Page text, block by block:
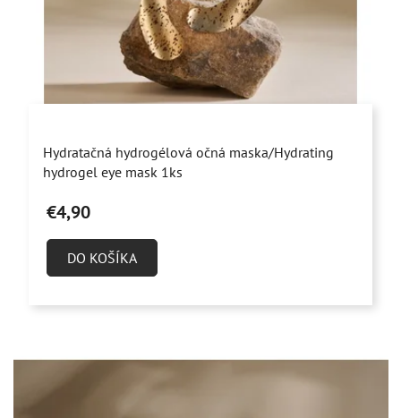
hodnotenie
je
5,0
hviezdičiek.
Hydratačná hydrogélová očná maska/Hydrating
hydrogel eye mask 1ks
€4,90
DO KOŠÍKA